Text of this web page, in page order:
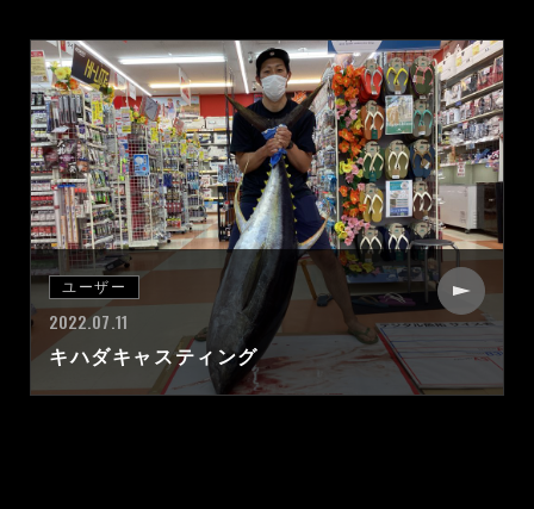
ユーザー
2022.07.11
キハダキャスティング